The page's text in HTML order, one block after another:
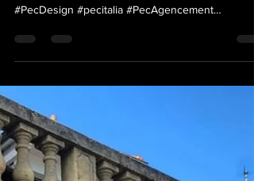
22 dic 2022
Tempo di lettura: 1 min
Gourmandise de la Seille |
Nomeny
#CelineDono #Nomeny #Lorraine #France #Pec
#PecDesign #pecitalia #PecAgencement
#Agencement...